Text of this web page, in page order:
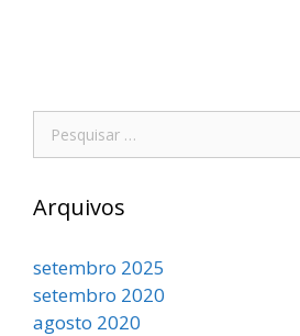
Arquivos
setembro 2025
setembro 2020
agosto 2020